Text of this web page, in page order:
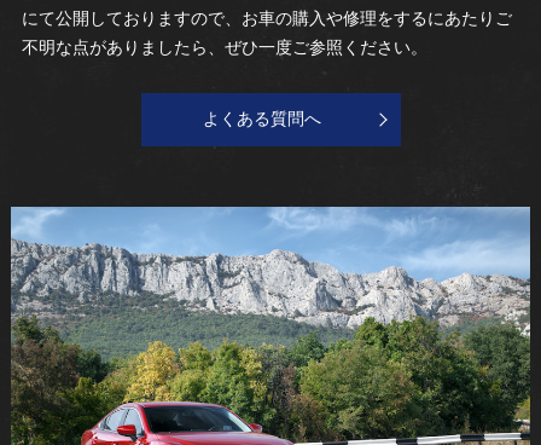
にて公開しておりますので、お車の購入や修理をするにあたりご
不明な点がありましたら、ぜひ一度ご参照ください。
よくある質問へ